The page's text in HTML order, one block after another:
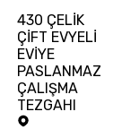
430 ÇELİK
ÇİFT EVYELİ
EVİYE
PASLANMAZ
ÇALIŞMA
TEZGAHI